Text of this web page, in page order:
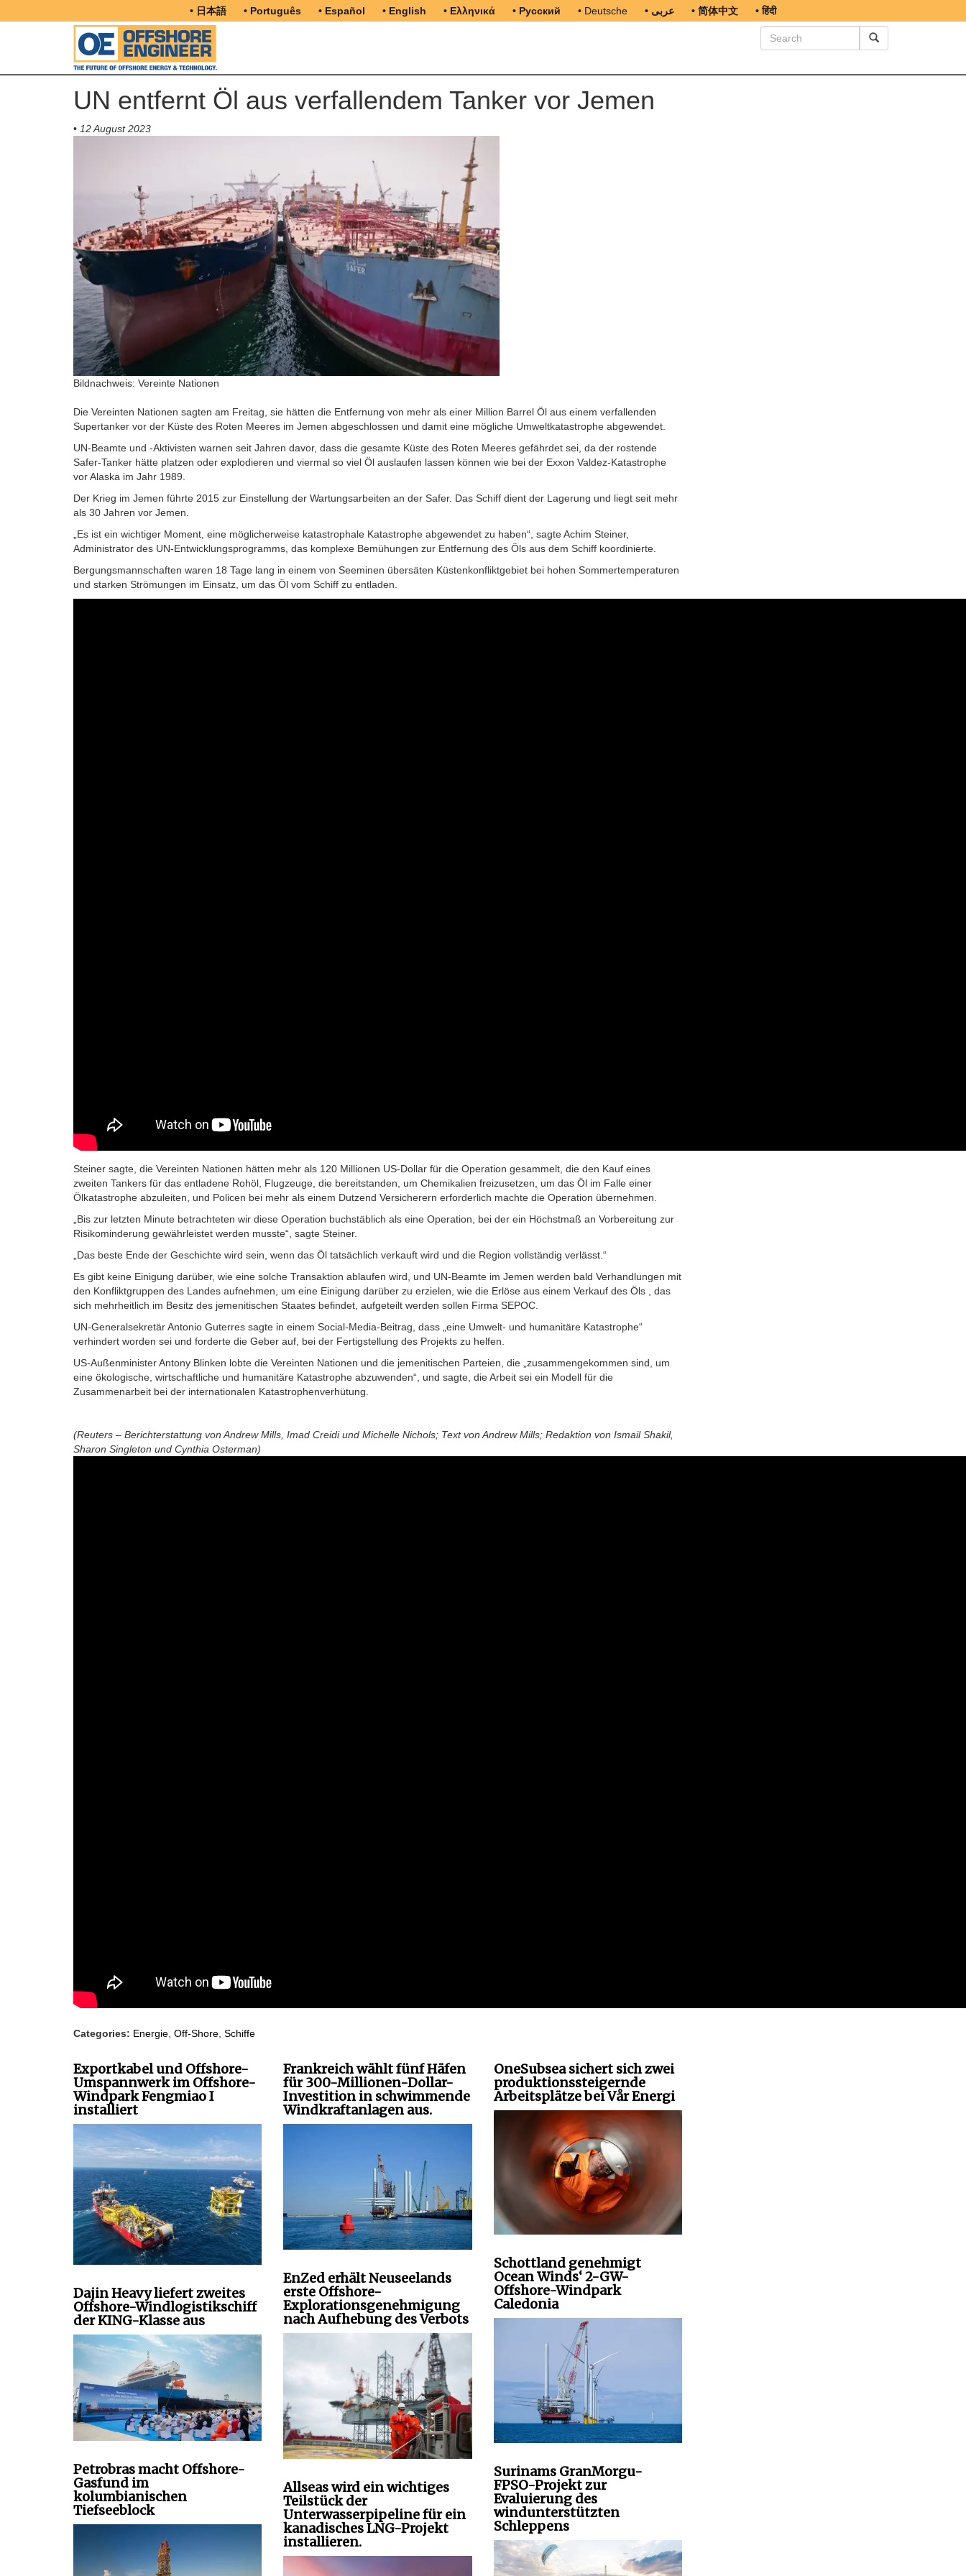
• 日本語 • Português • Español • English • Ελληνικά • Русский • Deutsche • عربى • 简体中文 • हिंदी
UN entfernt Öl aus verfallendem Tanker vor Jemen
• 12 August 2023
Bildnachweis: Vereinte Nationen
Die Vereinten Nationen sagten am Freitag, sie hätten die Entfernung von mehr als einer Million Barrel Öl aus einem verfallenden
Supertanker vor der Küste des Roten Meeres im Jemen abgeschlossen und damit eine mögliche Umweltkatastrophe abgewendet.
UN-Beamte und -Aktivisten warnen seit Jahren davor, dass die gesamte Küste des Roten Meeres gefährdet sei, da der rostende
Safer-Tanker hätte platzen oder explodieren und viermal so viel Öl auslaufen lassen können wie bei der Exxon Valdez-Katastrophe
vor Alaska im Jahr 1989.
Der Krieg im Jemen führte 2015 zur Einstellung der Wartungsarbeiten an der Safer. Das Schiff dient der Lagerung und liegt seit mehr
als 30 Jahren vor Jemen.
„Es ist ein wichtiger Moment, eine möglicherweise katastrophale Katastrophe abgewendet zu haben“, sagte Achim Steiner,
Administrator des UN-Entwicklungsprogramms, das komplexe Bemühungen zur Entfernung des Öls aus dem Schiff koordinierte.
Bergungsmannschaften waren 18 Tage lang in einem von Seeminen übersäten Küstenkonfliktgebiet bei hohen Sommertemperaturen
und starken Strömungen im Einsatz, um das Öl vom Schiff zu entladen.
Steiner sagte, die Vereinten Nationen hätten mehr als 120 Millionen US-Dollar für die Operation gesammelt, die den Kauf eines
zweiten Tankers für das entladene Rohöl, Flugzeuge, die bereitstanden, um Chemikalien freizusetzen, um das Öl im Falle einer
Ölkatastrophe abzuleiten, und Policen bei mehr als einem Dutzend Versicherern erforderlich machte die Operation übernehmen.
„Bis zur letzten Minute betrachteten wir diese Operation buchstäblich als eine Operation, bei der ein Höchstmaß an Vorbereitung zur
Risikominderung gewährleistet werden musste“, sagte Steiner.
„Das beste Ende der Geschichte wird sein, wenn das Öl tatsächlich verkauft wird und die Region vollständig verlässt.“
Es gibt keine Einigung darüber, wie eine solche Transaktion ablaufen wird, und UN-Beamte im Jemen werden bald Verhandlungen mit
den Konfliktgruppen des Landes aufnehmen, um eine Einigung darüber zu erzielen, wie die Erlöse aus einem Verkauf des Öls , das
sich mehrheitlich im Besitz des jemenitischen Staates befindet, aufgeteilt werden sollen Firma SEPOC.
UN-Generalsekretär Antonio Guterres sagte in einem Social-Media-Beitrag, dass „eine Umwelt- und humanitäre Katastrophe“
verhindert worden sei und forderte die Geber auf, bei der Fertigstellung des Projekts zu helfen.
US-Außenminister Antony Blinken lobte die Vereinten Nationen und die jemenitischen Parteien, die „zusammengekommen sind, um
eine ökologische, wirtschaftliche und humanitäre Katastrophe abzuwenden“, und sagte, die Arbeit sei ein Modell für die
Zusammenarbeit bei der internationalen Katastrophenverhütung.
(Reuters – Berichterstattung von Andrew Mills, Imad Creidi und Michelle Nichols; Text von Andrew Mills; Redaktion von Ismail Shakil,
Sharon Singleton und Cynthia Osterman)
Categories: Energie Off-Shore Schiffe
Exportkabel und Offshore-
Umspannwerk im Offshore-
Windpark Fengmiao I
installiert
Dajin Heavy liefert zweites
Offshore-Windlogistikschiff
der KING-Klasse aus
Petrobras macht Offshore-
Gasfund im
kolumbianischen
Tiefseeblock
Frankreich wählt fünf Häfen
für 300-Millionen-Dollar-
Investition in schwimmende
Windkraftanlagen aus.
EnZed erhält Neuseelands
erste Offshore-
Explorationsgenehmigung
nach Aufhebung des Verbots
Allseas wird ein wichtiges
Teilstück der
Unterwasserpipeline für ein
kanadisches LNG-Projekt
installieren.
OneSubsea sichert sich zwei
produktionssteigernde
Arbeitsplätze bei Vår Energi
Schottland genehmigt
Ocean Winds‘ 2-GW-
Offshore-Windpark
Caledonia
Surinams GranMorgu-
FPSO-Projekt zur
Evaluierung des
windunterstützten
Schleppens